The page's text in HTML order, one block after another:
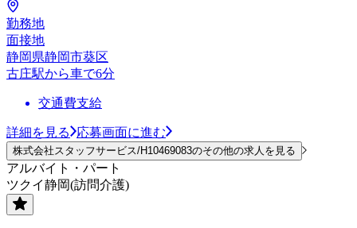
勤務地
面接地
静岡県静岡市葵区
古庄駅から車で6分
交通費支給
詳細を見る 応募画面に進む
株式会社スタッフサービス/H10469083のその他の求人を見る
アルバイト・パート
ツクイ静岡(訪問介護)